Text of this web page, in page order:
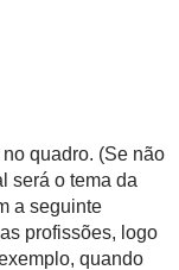
quadro. (Se não
será o tema da
a seguinte
profissões, logo
quando